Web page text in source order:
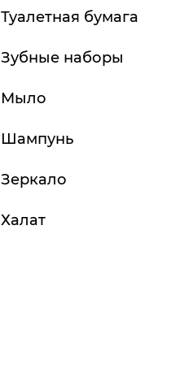
Туалетная бумага
Зубные наборы
Мыло
Шампунь
Зеркало
Халат